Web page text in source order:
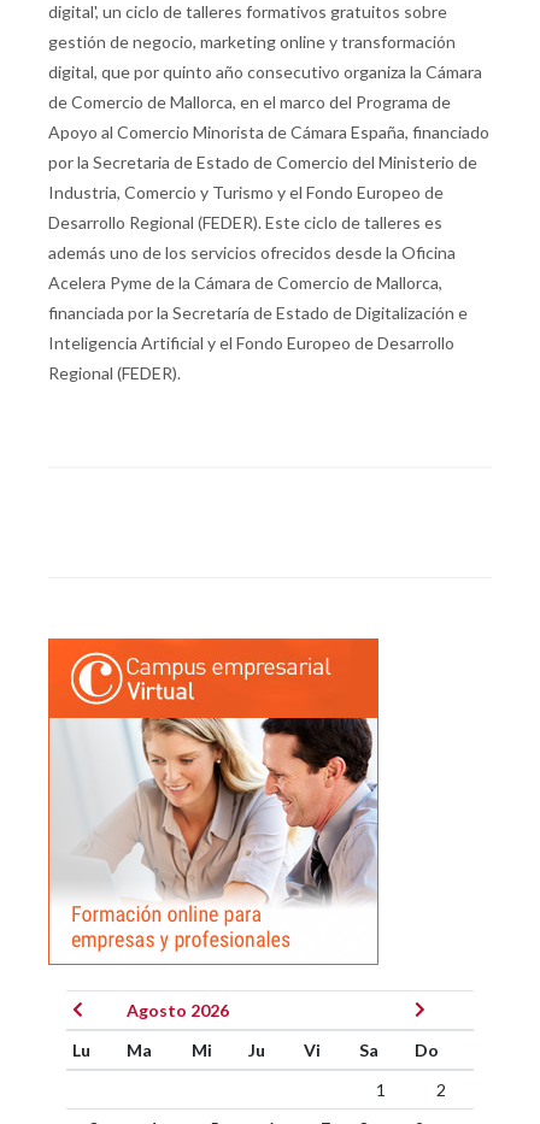
digital', un ciclo de talleres formativos gratuitos sobre
gestión de negocio, marketing online y transformación
digital, que por quinto año consecutivo organiza la Cámara
de Comercio de Mallorca, en el marco del Programa de
Apoyo al Comercio Minorista de Cámara España, financiado
por la Secretaria de Estado de Comercio del Ministerio de
Industria, Comercio y Turismo y el Fondo Europeo de
Desarrollo Regional (FEDER). Este ciclo de talleres es
además uno de los servicios ofrecidos desde la Oficina
Acelera Pyme de la Cámara de Comercio de Mallorca,
financiada por la Secretaría de Estado de Digitalización e
Inteligencia Artificial y el Fondo Europeo de Desarrollo
Regional (FEDER).
Agosto 2026
Lu
Ma Mi Ju Vi Sa
Do
1
2